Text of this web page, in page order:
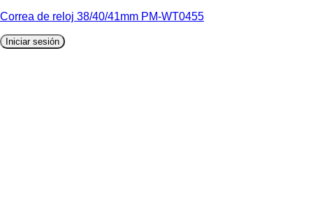
Correa de reloj 38/40/41mm PM-WT0455
Iniciar sesión